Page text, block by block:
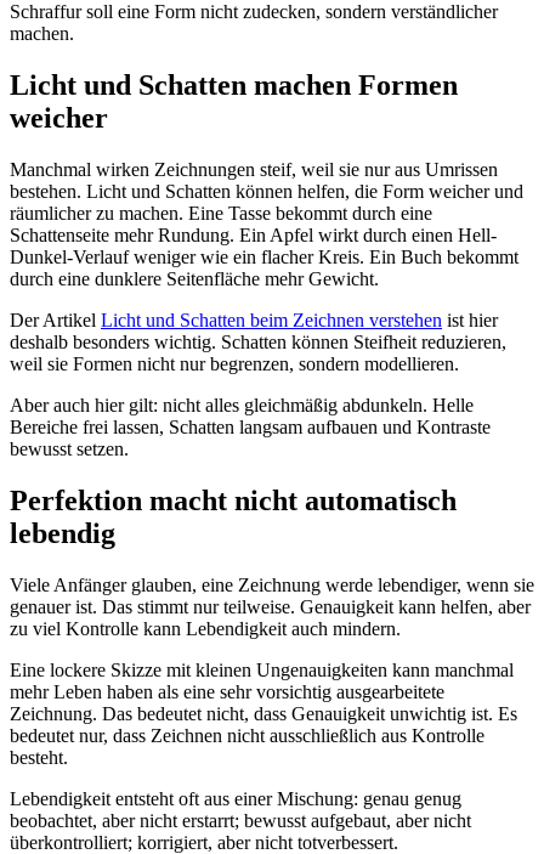
Schraffur soll eine Form nicht zudecken, sondern verständlicher
machen.
Licht und Schatten machen Formen
weicher
Manchmal wirken Zeichnungen steif, weil sie nur aus Umrissen
bestehen. Licht und Schatten können helfen, die Form weicher und
räumlicher zu machen. Eine Tasse bekommt durch eine
Schattenseite mehr Rundung. Ein Apfel wirkt durch einen Hell-
Dunkel-Verlauf weniger wie ein flacher Kreis. Ein Buch bekommt
durch eine dunklere Seitenfläche mehr Gewicht.
Der Artikel Licht und Schatten beim Zeichnen verstehen ist hier
deshalb besonders wichtig. Schatten können Steifheit reduzieren,
weil sie Formen nicht nur begrenzen, sondern modellieren.
Aber auch hier gilt: nicht alles gleichmäßig abdunkeln. Helle
Bereiche frei lassen, Schatten langsam aufbauen und Kontraste
bewusst setzen.
Perfektion macht nicht automatisch
lebendig
Viele Anfänger glauben, eine Zeichnung werde lebendiger, wenn sie
genauer ist. Das stimmt nur teilweise. Genauigkeit kann helfen, aber
zu viel Kontrolle kann Lebendigkeit auch mindern.
Eine lockere Skizze mit kleinen Ungenauigkeiten kann manchmal
mehr Leben haben als eine sehr vorsichtig ausgearbeitete
Zeichnung. Das bedeutet nicht, dass Genauigkeit unwichtig ist. Es
bedeutet nur, dass Zeichnen nicht ausschließlich aus Kontrolle
besteht.
Lebendigkeit entsteht oft aus einer Mischung: genau genug
beobachtet, aber nicht erstarrt; bewusst aufgebaut, aber nicht
überkontrolliert; korrigiert, aber nicht totverbessert.